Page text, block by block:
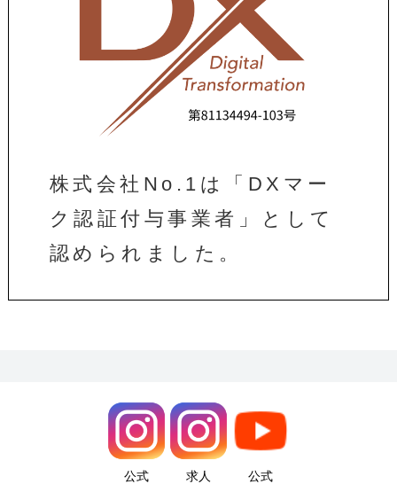
株式会社No.1は「DXマー
ク認証付与事業者」として
認められました。
公式 求人 公式